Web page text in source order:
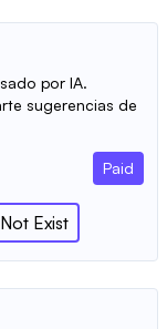
por IA.
sugerencias de
Paid
Exist